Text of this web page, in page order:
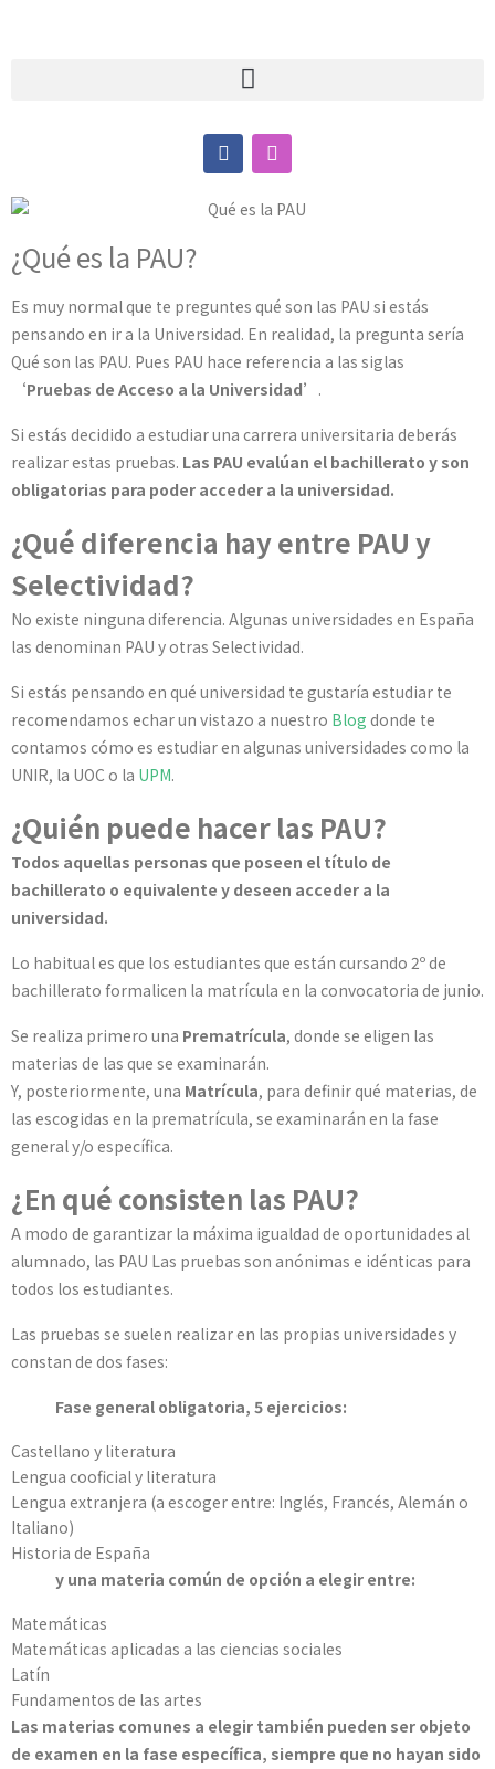
¿Qué es la PAU?
Es muy normal que te preguntes qué son las PAU si estás
pensando en ir a la Universidad. En realidad, la pregunta sería
Qué son las PAU. Pues PAU hace referencia a las siglas
‘Pruebas de Acceso a la Universidad’ .
Si estás decidido a estudiar una carrera universitaria deberás
realizar estas pruebas. Las PAU evalúan el bachillerato y son
obligatorias para poder acceder a la universidad.
¿Qué diferencia hay entre PAU y
Selectividad?
No existe ninguna diferencia. Algunas universidades en España
las denominan PAU y otras Selectividad.
Si estás pensando en qué universidad te gustaría estudiar te
recomendamos echar un vistazo a nuestro Blog donde te
contamos cómo es estudiar en algunas universidades como la
UNIR, la UOC o la UPM.
¿Quién puede hacer las PAU?
Todos aquellas personas que poseen el título de
bachillerato o equivalente y deseen acceder a la
universidad.
Lo habitual es que los estudiantes que están cursando 2º de
bachillerato formalicen la matrícula en la convocatoria de junio.
Se realiza primero una Prematrícula, donde se eligen las
materias de las que se examinarán.
Y, posteriormente, una Matrícula, para definir qué materias, de
las escogidas en la prematrícula, se examinarán en la fase
general y/o específica.
¿En qué consisten las PAU?
A modo de garantizar la máxima igualdad de oportunidades al
alumnado, las PAU Las pruebas son anónimas e idénticas para
todos los estudiantes.
Las pruebas se suelen realizar en las propias universidades y
constan de dos fases:
Fase general obligatoria, 5 ejercicios:
Castellano y literatura
Lengua cooficial y literatura
Lengua extranjera (a escoger entre: Inglés, Francés, Alemán o
Italiano)
Historia de España
y una materia común de opción a elegir entre:
Matemáticas
Matemáticas aplicadas a las ciencias sociales
Latín
Fundamentos de las artes
Las materias comunes a elegir también pueden ser objeto
de examen en la fase específica, siempre que no hayan sido